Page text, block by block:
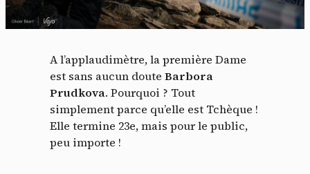
A l’applaudimètre, la première Dame
est sans aucun doute Barbora
Prudkova. Pourquoi ? Tout
simplement parce qu’elle est Tchèque !
Elle termine 23e, mais pour le public,
peu importe !